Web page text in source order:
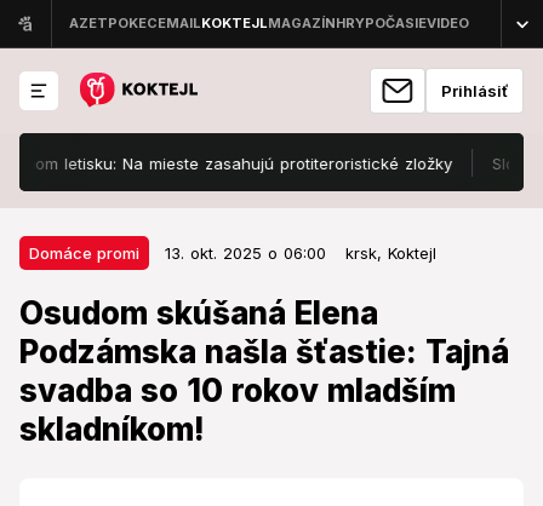
Prihlásiť
letisku: Na mieste zasahujú protiteroristické zložky Slovenskí
Domáce promi 13. okt. 2025 o 06:00 krsk, Koktejl
Osudom skúšaná Elena
Podzámska našla šťastie: Tajná
svadba so 10 rokov mladším
skladníkom!
Domáce promi 13. okt. 2025 o 06:00
Osudom skúšaná Elena
Podzámska našla šťastie: Tajná
svadba so 10 rokov mladším
skladníkom!